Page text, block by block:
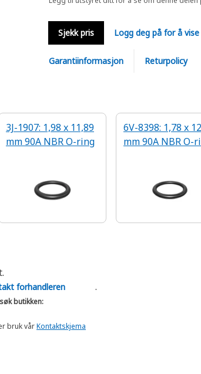
Sjekk pris Logg deg på for å
Garantiinformasjon Returpolicy
3J-1907: 1,98 x 11,89
mm 90A NBR O-ring
6V-8398: 1,78 x
mm 90A NBR O-
forhandleren
butikken:
bruk vårKontaktskjema
.